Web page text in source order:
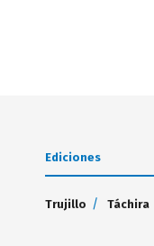
Ediciones
Trujillo Táchira